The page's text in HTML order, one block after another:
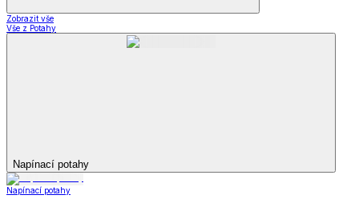
Zobrazit vše
Vše z Potahy
Napínací potahy
Napínací potahy